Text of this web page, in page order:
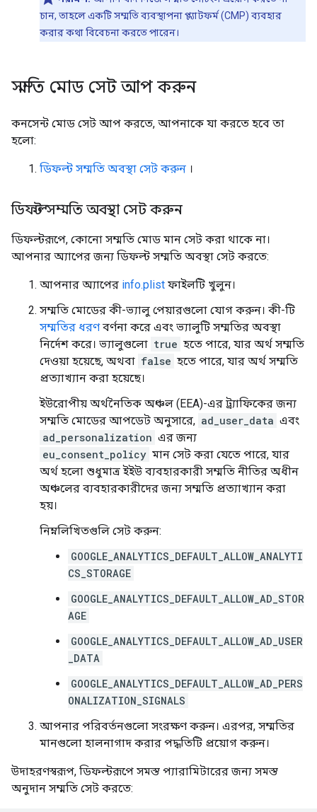
চান, তাহলে একটি সম্মতি ব্যবস্থাপনা প্ল্যাটফর্ম (CMP) ব্যবহার
করার কথা বিবেচনা করতে পারেন।
সম্মতি মোড সেট আপ করুন
কনসেন্ট মোড সেট আপ করতে, আপনাকে যা করতে হবে তা
হলো:
ডিফল্ট সম্মতি অবস্থা সেট করুন ।
ডিফল্ট সম্মতি অবস্থা সেট করুন
ডিফল্টরূপে, কোনো সম্মতি মোড মান সেট করা থাকে না।
আপনার অ্যাপের জন্য ডিফল্ট সম্মতি অবস্থা সেট করতে:
আপনার অ্যাপের info.plist ফাইলটি খুলুন।
সম্মতি মোডের কী-ভ্যালু পেয়ারগুলো যোগ করুন। কী-টি
সম্মতির ধরণবর্ণনা করে এবং ভ্যালুটি সম্মতির অবস্থা
নির্দেশ করে। ভ্যালুগুলো true হতে পারে, যার অর্থ সম্মতি
দেওয়া হয়েছে, অথবা false হতে পারে, যার অর্থ সম্মতি
প্রত্যাখ্যান করা হয়েছে।
ইউরোপীয় অর্থনৈতিক অঞ্চল (EEA)-এর ট্র্যাফিকের জন্য
সম্মতি মোডের আপডেট অনুসারে, ad_user_data এবং
ad_personalization এর জন্য
eu_consent_policy মান সেট করা যেতে পারে, যার
অর্থ হলো শুধুমাত্র ইইউ ব্যবহারকারী সম্মতি নীতির অধীন
অঞ্চলের ব্যবহারকারীদের জন্য সম্মতি প্রত্যাখ্যান করা
হয়।
নিম্নলিখিতগুলি সেট করুন:
GOOGLE_ANALYTICS_DEFAULT_ALLOW_ANALYTI
CS_STORAGE
GOOGLE_ANALYTICS_DEFAULT_ALLOW_AD_STOR
AGE
GOOGLE_ANALYTICS_DEFAULT_ALLOW_AD_USER
_DATA
GOOGLE_ANALYTICS_DEFAULT_ALLOW_AD_PERS
ONALIZATION_SIGNALS
আপনার পরিবর্তনগুলো সংরক্ষণ করুন। এরপর, সম্মতির
মানগুলো হালনাগাদ করার পদ্ধতিটি প্রয়োগ করুন।
উদাহরণস্বরূপ, ডিফল্টরূপে সমস্ত প্যারামিটারের জন্য সমস্ত
অনুদান সম্মতি সেট করতে: